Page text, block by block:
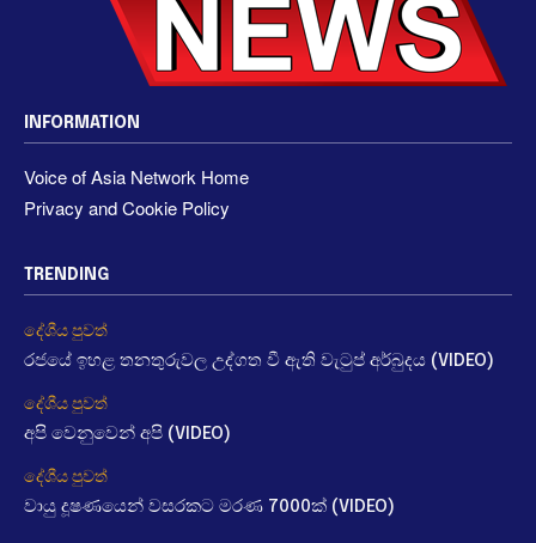
INFORMATION
Voice of Asia Network Home
Privacy and Cookie Policy
TRENDING
දේශීය පුවත්
රජයේ ඉහළ තනතුරුවල උද්ගත වී ඇති වැටුප් අර්බුදය (VIDEO)
දේශීය පුවත්
අපි වෙනුවෙන් අපි (VIDEO)
දේශීය පුවත්
වායු දූෂණයෙන් වසරකට මරණ 7000ක් (VIDEO)